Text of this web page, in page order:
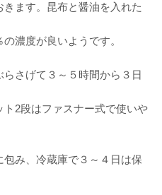
ます。昆布と醤油を入れた
濃度が良いようです。
さげて３～５時間から３日
ト2段はファスナー式で使いや
み、冷蔵庫で３～４日は保